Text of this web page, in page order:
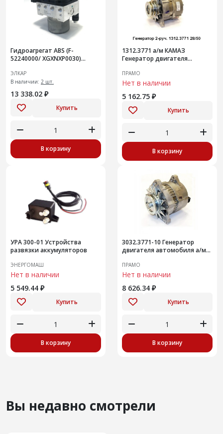
Гидроагрегат ABS (F-
52240000/ XGXNXP0030)
ЭЛКАР
В наличии: 2 шт.
13 338.02 ₽
Купить
В корзину
1312.3771 а/м КАМАЗ
Генератор двигателя
автомобиля
ПРАМО
Нет в наличии
5 162.75 ₽
Купить
В корзину
УРА 300-01 Устройства
развязки аккумуляторов
ЭНЕРГОМАШ
Нет в наличии
5 549.44 ₽
Купить
В корзину
3032.3771-10 Генератор
двигателя автомобиля а/м
ПРАМО
Нет в наличии
8 626.34 ₽
Купить
В корзину
Вы недавно смотрели